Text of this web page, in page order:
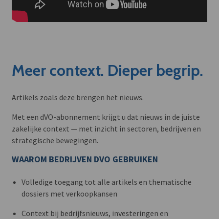
Meer context. Dieper begrip.
Artikels zoals deze brengen het nieuws.
Met een dVO-abonnement krijgt u dat nieuws in de juiste
zakelijke context — met inzicht in sectoren, bedrijven en
strategische bewegingen.
WAAROM BEDRIJVEN DVO GEBRUIKEN
Volledige toegang tot alle artikels en thematische
dossiers met verkoopkansen
Context bij bedrijfsnieuws, investeringen en